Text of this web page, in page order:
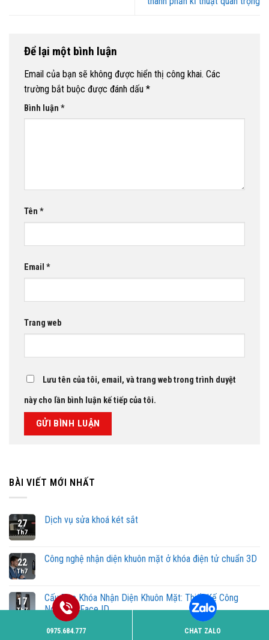
Để lại một bình luận
Email của bạn sẽ không được hiển thị công khai. Các
trường bắt buộc được đánh dấu *
Bình luận *
Tên *
Email *
Trang web
Lưu tên của tôi, email, và trang web trong trình duyệt
này cho lần bình luận kế tiếp của tôi.
BÀI VIẾT MỚI NHẤT
27
Th7
Dịch vụ sửa khoá két sắt
22
Th7
Công nghệ nhận diện khuôn mặt ở khóa điện tử chuẩn 3D
17
Th7
Cấu Tạo Khóa Nhận Diện Khuôn Mặt: Thiết Kế Công
Nghệ 3D Face ID
Phá khóa cửa tay nắm tròn tại Hà Nội uy tín chuyên
0975.684.777 CHAT ZALO